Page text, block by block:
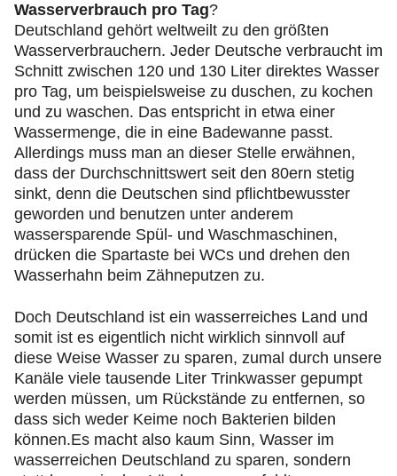
Wasserverbrauch pro Tag?
Deutschland gehört weltweilt zu den größten
Wasserverbrauchern. Jeder Deutsche verbraucht im
Schnitt zwischen 120 und 130 Liter direktes Wasser
pro Tag, um beispielsweise zu duschen, zu kochen
und zu waschen. Das entspricht in etwa einer
Wassermenge, die in eine Badewanne passt.
Allerdings muss man an dieser Stelle erwähnen,
dass der Durchschnittswert seit den 80ern stetig
sinkt, denn die Deutschen sind pflichtbewusster
geworden und benutzen unter anderem
wassersparende Spül- und Waschmaschinen,
drücken die Spartaste bei WCs und drehen den
Wasserhahn beim Zähneputzen zu.
Doch Deutschland ist ein wasserreiches Land und
somit ist es eigentlich nicht wirklich sinnvoll auf
diese Weise Wasser zu sparen, zumal durch unsere
Kanäle viele tausende Liter Trinkwasser gepumpt
werden müssen, um Rückstände zu entfernen, so
dass sich weder Keime noch Bakterien bilden
können.Es macht also kaum Sinn, Wasser im
wasserreichen Deutschland zu sparen, sondern